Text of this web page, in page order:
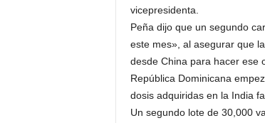
vicepresidenta.
Peña dijo que un segundo
este mes», al asegurar que
desde China para hacer ese
República Dominicana
dosis adquiridas en la India
Un segundo lote de 30,000